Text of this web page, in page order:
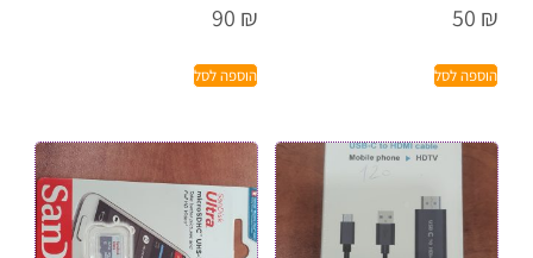
50 ₪
הוספה לסל
90 ₪
הוספה לסל